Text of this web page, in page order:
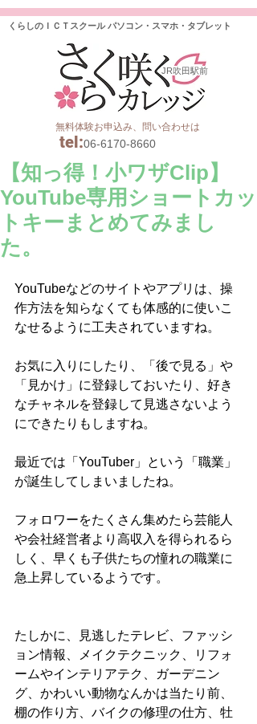
くらしのＩＣＴスクール パソコン・スマホ・タブレット
JR吹田駅前
無料体験お申込み、問い合わせは
tel:06-6170-8660
【知っ得！小ワザClip】
YouTube専用ショートカッ
トキーまとめてみまし
た。
YouTubeなどのサイトやアプリは、操
作方法を知らなくても体感的に使いこ
なせるように工夫されていますね。
お気に入りにしたり、「後で見る」や
「見かけ」に登録しておいたり、好き
なチャネルを登録して見逃さないよう
にできたりもしますね。
最近では「YouTuber」という「職業」
が誕生してしまいましたね。
フォロワーをたくさん集めたら芸能人
や会社経営者より高収入を得られるら
しく、早くも子供たちの憧れの職業に
急上昇しているようです。
たしかに、見逃したテレビ、ファッシ
ョン情報、メイクテクニック、リフォ
ームやインテリアテク、ガーデニン
グ、かわいい動物なんかは当たり前、
棚の作り方、バイクの修理の仕方、牡